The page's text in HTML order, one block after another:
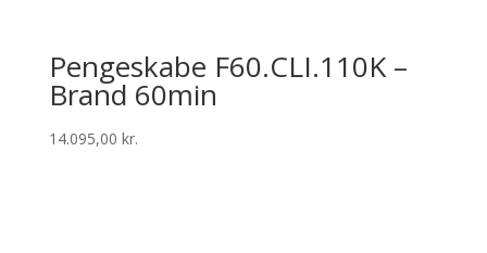
Pengeskabe F60.CLI.110K –
Brand 60min
14.095,00 kr.